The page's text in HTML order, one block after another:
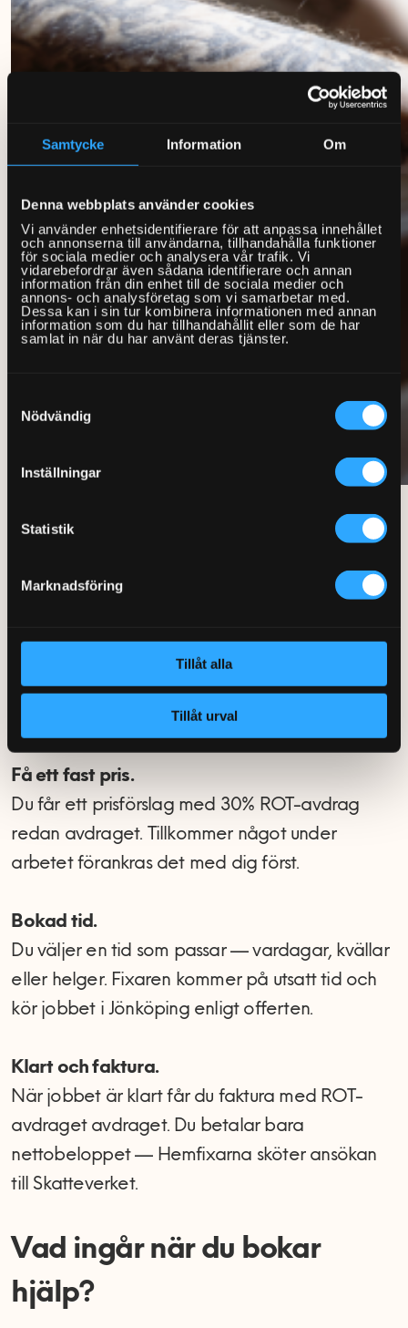
Samtycke Information Om
Denna webbplats använder cookies
Vi använder enhetsidentifierare för att anpassa innehållet
och annonserna till användarna, tillhandahålla funktioner
för sociala medier och analysera vår trafik. Vi
vidarebefordrar även sådana identifierare och annan
information från din enhet till de sociala medier och
annons- och analysföretag som vi samarbetar med.
Dessa kan i sin tur kombinera informationen med annan
information som du har tillhandahållit eller som de har
samlat in när du har använt deras tjänster.
Nödvändig
Inställningar
Statistik
Marknadsföring
Tillåt alla
Tillåt urval
Så går det till när du bokar
hjälp
Fyll i formuläret eller ring 0770-220 720. Bifoga
gärna en bild på blandaren, toaletten eller
Få ett fast pris.
Du får ett prisförslag med 30% ROT-avdrag
redan avdraget. Tillkommer något under
arbetet förankras det med dig först.
Bokad tid.
Du väljer en tid som passar — vardagar, kvällar
eller helger. Fixaren kommer på utsatt tid och
kör jobbet i Jönköping enligt offerten.
Klart och faktura.
När jobbet är klart får du faktura med ROT-
avdraget avdraget. Du betalar bara
nettobeloppet — Hemfixarna sköter ansökan
till Skatteverket.
Vad ingår när du bokar
hjälp?